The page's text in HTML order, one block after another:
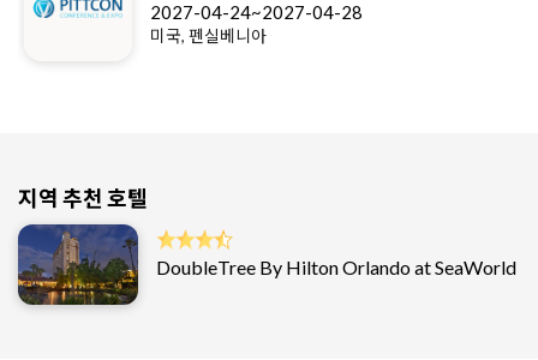
2027-04-24~2027-04-28
미국, 펜실베니아
지역 추천 호텔
DoubleTree By Hilton Orlando at SeaWorld